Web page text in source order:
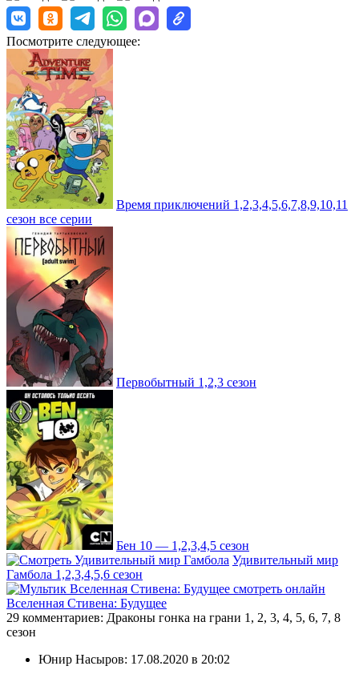
Посмотрите следующее:
Время приключений 1,2,3,4,5,6,7,8,9,10,11
сезон все серии
Первобытный 1,2,3 сезон
Бен 10 — 1,2,3,4,5 сезон
Удивительный мир
Гамбола 1,2,3,4,5,6 сезон
Вселенная Стивена: Будущее
29 комментариев: Драконы гонка на грани 1, 2, 3, 4, 5, 6, 7, 8
сезон
Юнир Насыров: 17.08.2020 в 20:02